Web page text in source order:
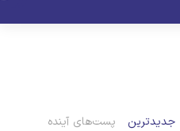
جدیدترین پست‌های آینده